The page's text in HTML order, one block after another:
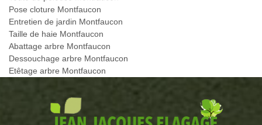
Pose cloture Montfaucon
Entretien de jardin Montfaucon
Taille de haie Montfaucon
Abattage arbre Montfaucon
Dessouchage arbre Montfaucon
Etêtage arbre Montfaucon